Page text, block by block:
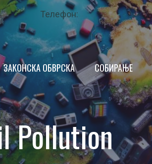
Телефон:
ЗАКОНСКА ОБВРСКА
ПРОИЗВОДИТЕЛ
ТРГОВЕЦ
КРАЕН КОРИСНИК
СОБИРАЊЕ
Pollution